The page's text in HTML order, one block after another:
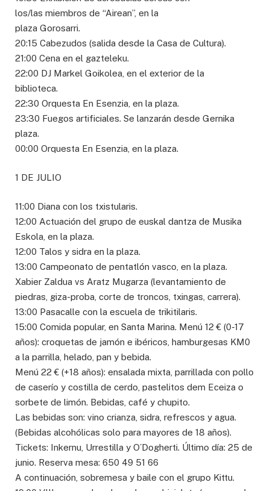
los/las miembros de “Airean”, en la
plaza Gorosarri.
20:15 Cabezudos (salida desde la Casa de Cultura).
21:00 Cena en el gazteleku.
22:00 DJ Markel Goikolea, en el exterior de la
biblioteca.
22:30 Orquesta En Esenzia, en la plaza.
23:30 Fuegos artificiales. Se lanzarán desde Gernika
plaza.
00:00 Orquesta En Esenzia, en la plaza.
1 DE JULIO
11:00 Diana con los txistularis.
12:00 Actuación del grupo de euskal dantza de Musika
Eskola, en la plaza.
12:00 Talos y sidra en la plaza.
13:00 Campeonato de pentatlón vasco, en la plaza.
Xabier Zaldua vs Aratz Mugarza (levantamiento de
piedras, giza-proba, corte de troncos, txingas, carrera).
13:00 Pasacalle con la escuela de trikitilaris.
15:00 Comida popular, en Santa Marina. Menú 12 € (0-17
años): croquetas de jamón e ibéricos, hamburgesas KM0
a la parrilla, helado, pan y bebida.
Menú 22 € (+18 años): ensalada mixta, parrillada con pollo
de caserío y costilla de cerdo, pastelitos dem Eceiza o
sorbete de limón. Bebidas, café y chupito.
Las bebidas son: vino crianza, sidra, refrescos y agua.
(Bebidas alcohólicas solo para mayores de 18 años).
Tickets: Inkernu, Urrestilla y O´Dogherti. Último día: 25 de
junio. Reserva mesa: 650 49 51 66
A continuación, sobremesa y baile con el grupo Kittu.